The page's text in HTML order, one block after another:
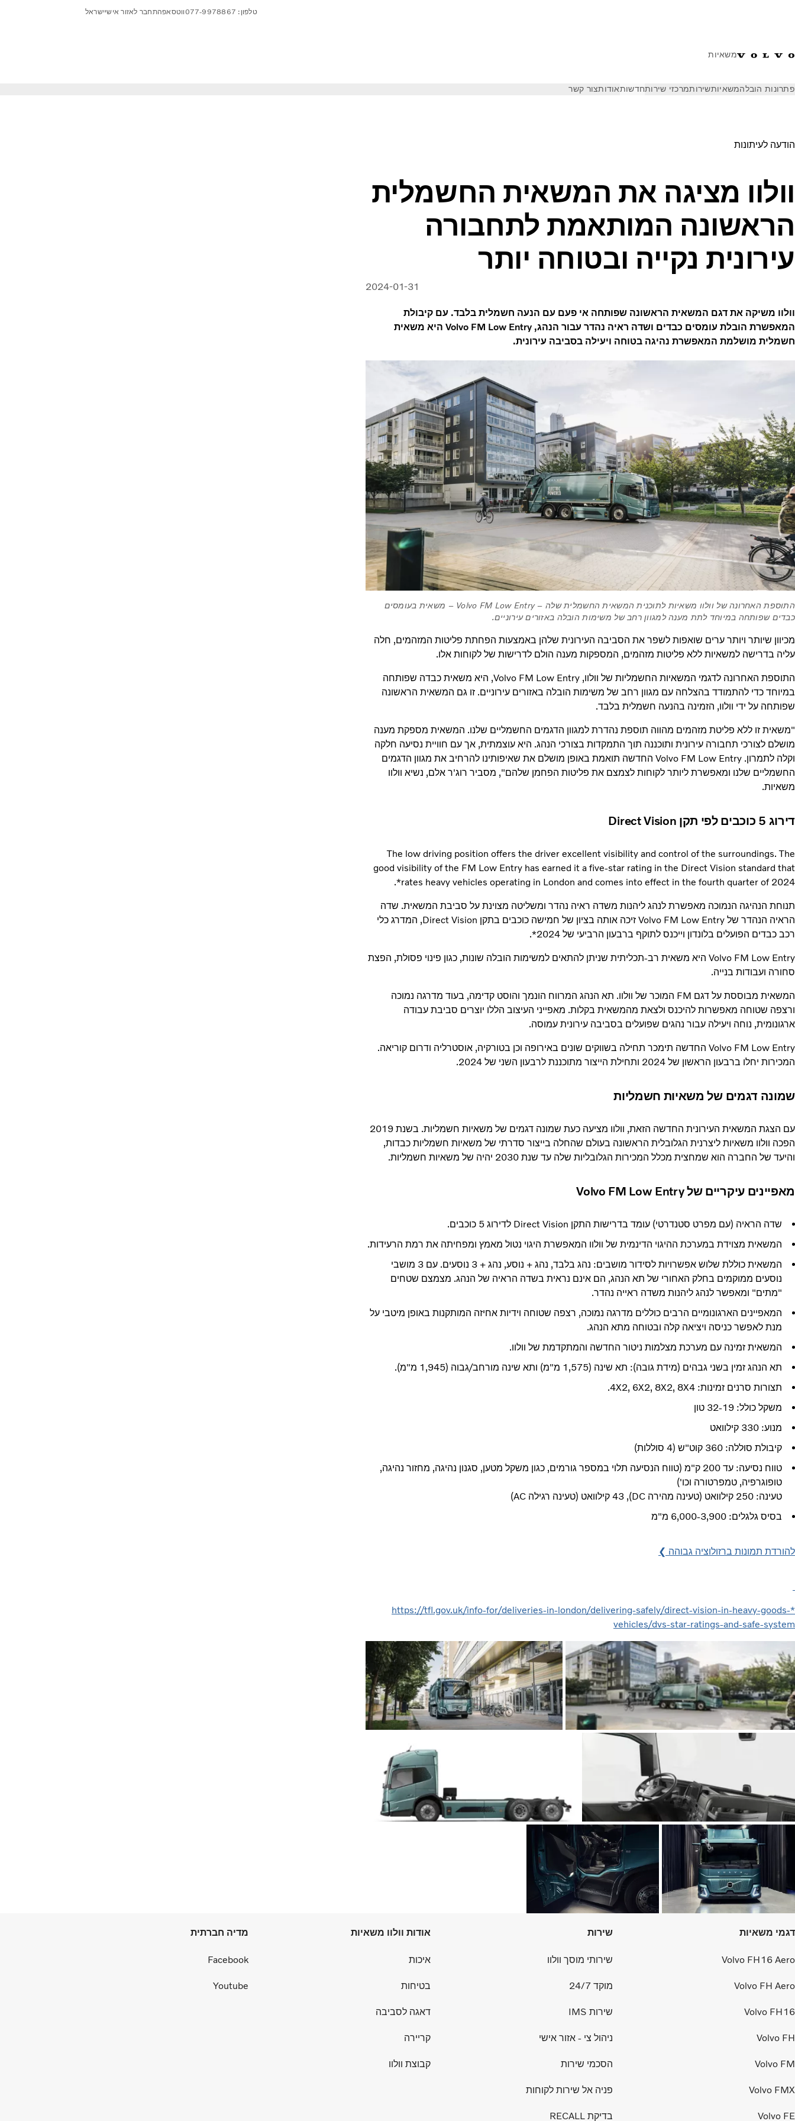
משאיות
טלפון: 077-9978867 ווטסאפהתחבר לאזור אישיישראל
פתרונות הובלהמשאיותשירותמרכזי שירותחדשותאודותצור קשר
הודעה לעיתונות
וולוו מציגה את המשאית החשמלית
הראשונה המותאמת לתחבורה
עירונית נקייה ובטוחה יותר
2024-01-31
וולוו משיקה את דגם המשאית הראשונה שפותחה אי פעם עם הנעה חשמלית בלבד. עם קיבולת
המאפשרת הובלת עומסים כבדים ושדה ראיה נהדר עבור הנהג, Volvo FM Low Entry היא משאית
חשמלית מושלמת המאפשרת נהיגה בטוחה ויעילה בסביבה עירונית.
התוספת האחרונה של וולוו משאיות לתוכנית המשאית החשמלית שלה – Volvo FM Low Entry – משאית בעומסים
כבדים שפותחה במיוחד לתת מענה למגוון רחב של משימות הובלה באזורים עירוניים.
מכיוון שיותר ויותר ערים שואפות לשפר את הסביבה העירונית שלהן באמצעות הפחתת פליטות המזהמים, חלה
עליה בדרישה למשאיות ללא פליטות מזהמים, המספקות מענה הולם לדרישות של לקוחות אלו.
התוספת האחרונה לדגמי המשאיות החשמליות של וולוו, Volvo FM Low Entry, היא משאית כבדה שפותחה
במיוחד כדי להתמודד בהצלחה עם מגוון רחב של משימות הובלה באזורים עירוניים. זו גם המשאית הראשונה
שפותחה על ידי וולוו, הזמינה בהנעה חשמלית בלבד.
"משאית זו ללא פליטת מזהמים מהווה תוספת נהדרת למגוון הדגמים החשמליים שלנו. המשאית מספקת מענה
מושלם לצורכי תחבורה עירונית ותוכננה תוך התמקדות בצורכי הנהג. היא עוצמתית, אך עם חוויית נסיעה חלקה
וקלה לתמרון. Volvo FM Low Entry החדשה תואמת באופן מושלם את שאיפותינו להרחיב את מגוון הדגמים
החשמליים שלנו ומאפשרת ליותר לקוחות לצמצם את פליטות הפחמן שלהם", מסביר רוג'ר אלם, נשיא וולוו
משאיות.
דירוג 5 כוכבים לפי תקן Direct Vision
The low driving position offers the driver excellent visibility and control of the surroundings. The
good visibility of the FM Low Entry has earned it a five-star rating in the Direct Vision standard that
rates heavy vehicles operating in London and comes into effect in the fourth quarter of 2024*.
תנוחת הנהיגה הנמוכה מאפשרת לנהג ליהנות משדה ראיה נהדר ומשליטה מצוינת על סביבת המשאית. שדה
הראיה הנהדר של Volvo FM Low Entry זיכה אותה בציון של חמישה כוכבים בתקן Direct Vision, המדרג כלי
רכב כבדים הפועלים בלונדון וייכנס לתוקף ברבעון הרביעי של 2024*.
Volvo FM Low Entry היא משאית רב-תכליתית שניתן להתאים למשימות הובלה שונות, כגון פינוי פסולת, הפצת
סחורה ועבודות בנייה.
המשאית מבוססת על דגם FM המוכר של וולוו. תא הנהג המרווח הונמך והוסט קדימה, בעוד מדרגה נמוכה
ורצפה שטוחה מאפשרות להיכנס ולצאת מהמשאית בקלות. מאפייני העיצוב הללו יוצרים סביבת עבודה
ארגונומית, נוחה ויעילה עבור נהגים שפועלים בסביבה עירונית עמוסה.
Volvo FM Low Entry החדשה תימכר תחילה בשווקים שונים באירופה וכן בטורקיה, אוסטרליה ודרום קוריאה.
המכירות יחלו ברבעון הראשון של 2024 ותחילת הייצור מתוכננת לרבעון השני של 2024.
שמונה דגמים של משאיות חשמליות
עם הצגת המשאית העירונית החדשה הזאת, וולוו מציעה כעת שמונה דגמים של משאיות חשמליות. בשנת 2019
הפכה וולוו משאיות ליצרנית הגלובלית הראשונה בעולם שהחלה בייצור סדרתי של משאיות חשמליות כבדות,
והיעד של החברה הוא שמחצית מכלל המכירות הגלובליות שלה עד שנת 2030 יהיה של משאיות חשמליות.
מאפיינים עיקריים של Volvo FM Low Entry
שדה הראיה (עם מפרט סטנדרטי) עומד בדרישות התקן Direct Vision לדירוג 5 כוכבים.
המשאית מצוידת במערכת ההיגוי הדינמית של וולוו המאפשרת היגוי נטול מאמץ ומפחיתה את רמת הרעידות.
המשאית כוללת שלוש אפשרויות לסידור מושבים: נהג בלבד, נהג + נוסע, נהג + 3 נוסעים. עם 3 מושבי
נוסעים ממוקמים בחלק האחורי של תא הנהג, הם אינם נראית בשדה הראיה של הנהג. מצמצם שטחים
"מתים" ומאפשר לנהג ליהנות משדה ראייה נהדר.
המאפיינים הארגונומיים הרבים כוללים מדרגה נמוכה, רצפה שטוחה וידיות אחיזה המותקנות באופן מיטבי על
מנת לאפשר כניסה ויציאה קלה ובטוחה מתא הנהג.
המשאית זמינה עם מערכת מצלמות ניטור החדשה והמתקדמת של וולוו.
תא הנהג זמין בשני גבהים (מידת גובה): תא שינה (1,575 מ"מ) ותא שינה מורחב/גבוה (1,945 מ"מ).
תצורות סרנים זמינות: 4X2, 6X2, 8X2, 8X4.
משקל כולל: 19-‏32 טון
מנוע: 330 קילוואט
קיבולת סוללה: 360 קוט"ש (4 סוללות)
טווח נסיעה: עד 200 ק"מ (טווח הנסיעה תלוי במספר גורמים, כגון משקל מטען, סגנון נהיגה, מחזור נהיגה,
טופוגרפיה, טמפרטורה וכו')
טעינה: 250 קילוואט (טעינה מהירה DC), ‏43 קילוואט (טעינה רגילה AC)
בסיס גלגלים: 3,900-‏6,000 מ"מ
להורדת תמונות ברזולוציה גבוהה ❯
*
https://tfl.gov.uk/info-for/deliveries-in-london/delivering-safely/direct-vision-in-heavy-goods-
vehicles/dvs-star-ratings-and-safe-system
דגמי משאיות
Volvo FH16 Aero
Volvo FH Aero
Volvo FH16
Volvo FH
Volvo FM
Volvo FMX
Volvo FE
שירות
שירותי מוסך וולוו
מוקד 24/7
שירות IMS
ניהול צי - אזור אישי
הסכמי שירות
פניה אל שירות לקוחות
בדיקת RECALL
אודות וולוו משאיות
איכות
בטיחות
דאגה לסביבה
קריירה
קבוצת וולוו
מדיה חברתית
Facebook
Youtube